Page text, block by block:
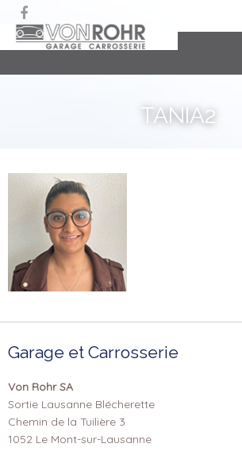

TANIA2
Garage et Carrosserie
Von Rohr SA
Sortie Lausanne Blécherette
Chemin de la Tuilière 3
1052 Le Mont-sur-Lausanne